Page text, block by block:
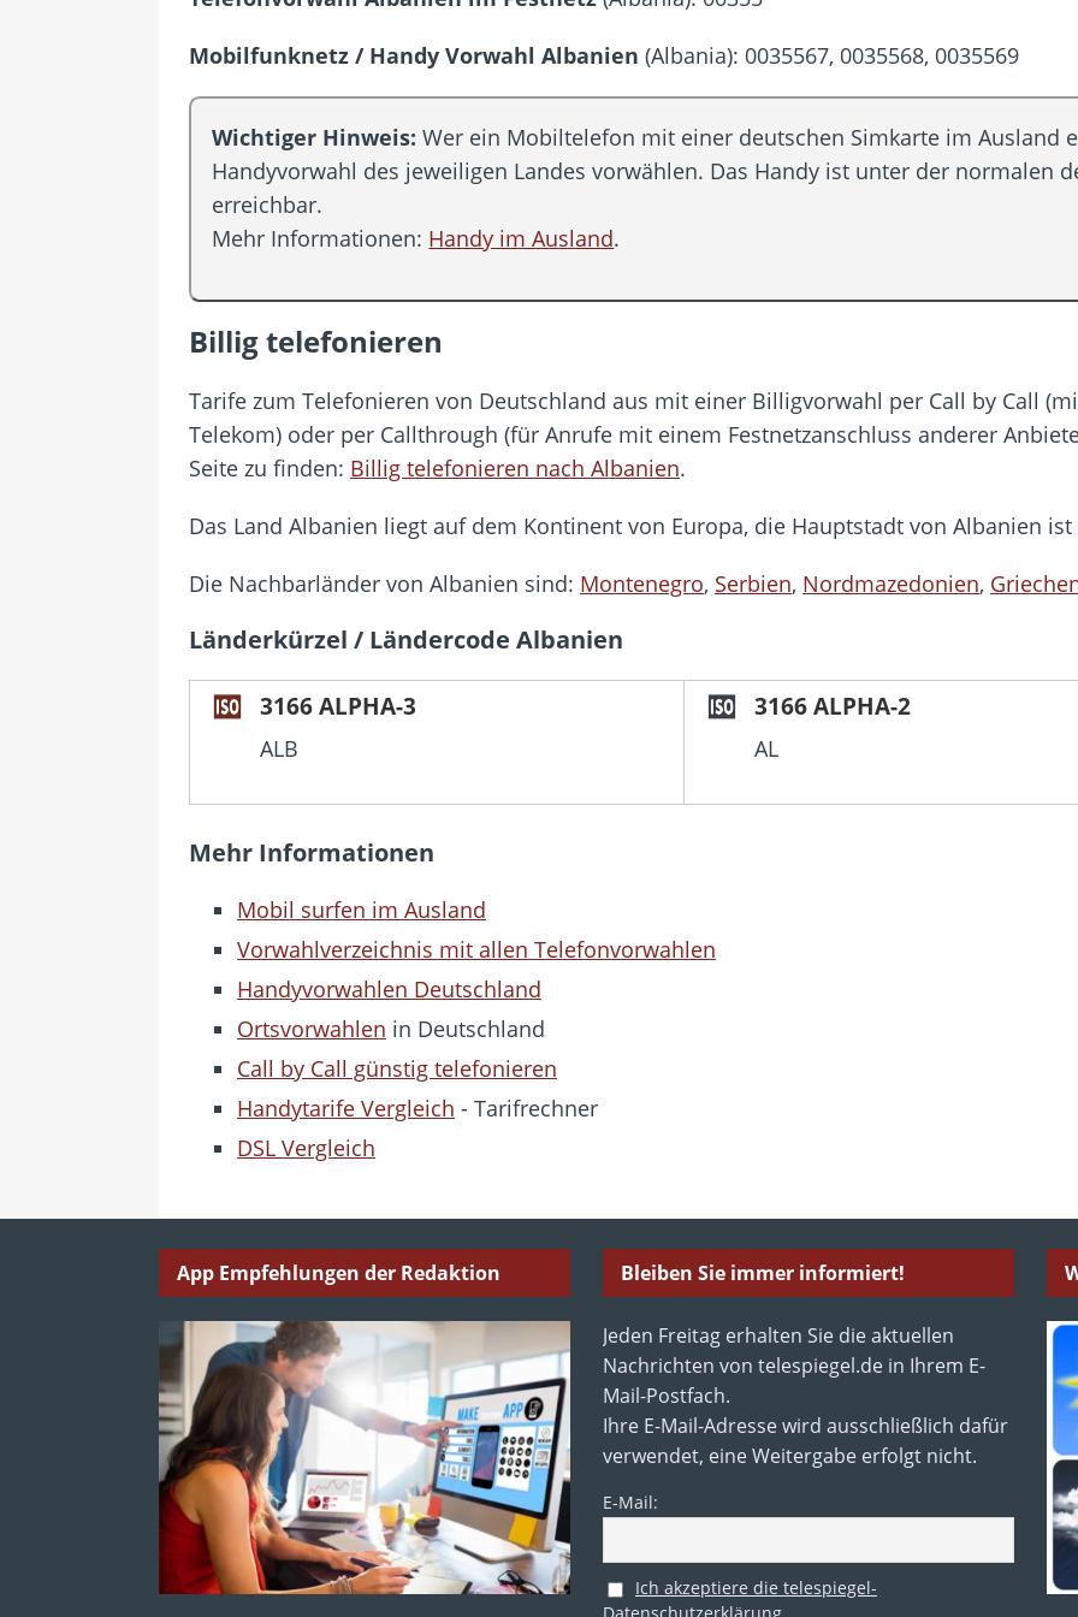
WhatsApp macht die Handynummer unsichtbar – Die Benutzernamen kommen
[ 20. Juli 2026 ]
BKA zerschlägt weltweit aktive Phishing-Plattform „Kratos“ – Hunderttausende Opfer
betroffen
[ 5. August 2026 ]
Mobilfunknetz / Handy Vorwahl Albanien (Albania): 0035567, 0035568, 0035569
Wichtiger Hinweis: Wer ein Mobiltelefon mit einer deutschen Simkarte im Ausland
Handyvorwahl des jeweiligen Landes vorwählen. Das Handy ist unter der normalen
erreichbar.
Mehr Informationen: Handy im Ausland.
Billig telefonieren
Tarife zum Telefonieren von Deutschland aus mit einer Billigvorwahl per Call by Call
Telekom) oder per Callthrough (für Anrufe mit einem Festnetzanschluss anderer
Seite zu finden: Billig telefonieren nach Albanien.
Das Land Albanien liegt auf dem Kontinent von Europa, die Hauptstadt von Albanien ist
Die Nachbarländer von Albanien sind: Montenegro, Serbien, Nordmazedonien,
Länderkürzel / Ländercode Albanien
3166 ALPHA-3
ALB
3166 ALPHA-2
AL
Mehr Informationen
Mobil surfen im Ausland
Vorwahlverzeichnis mit allen Telefonvorwahlen
Handyvorwahlen Deutschland
Ortsvorwahlen in Deutschland
Call by Call günstig telefonieren
Handytarife Vergleich - Tarifrechner
DSL Vergleich
App Empfehlungen der Redaktion Bleiben Sie immer informiert!
Jeden Freitag erhalten Sie die aktuellen
Nachrichten von telespiegel.de in Ihrem E-
Mail-Postfach.
Ihre E-Mail-Adresse wird ausschließlich dafür
verwendet, eine Weitergabe erfolgt nicht.
E-Mail:
Ich akzeptiere die telespiegel-